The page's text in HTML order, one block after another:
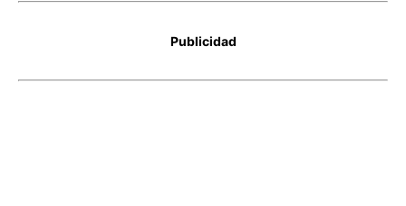
Publicidad